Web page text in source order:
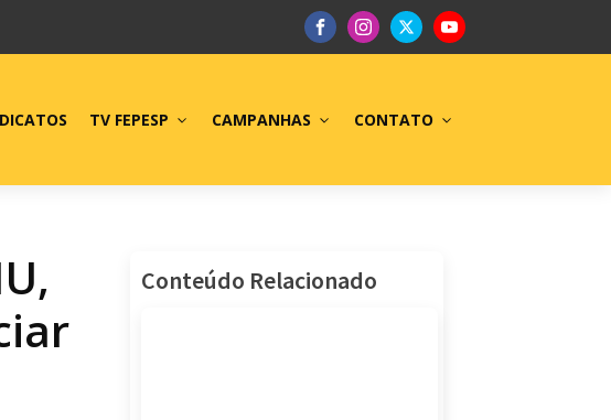
TV FEPESP CAMPANHAS CONTATO
Conteúdo Relacionado